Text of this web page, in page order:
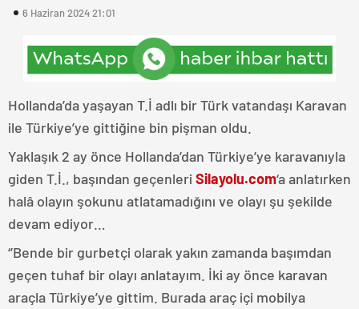
6 Haziran 2024 21:01
Hollanda’da yaşayan T.İ adlı bir Türk vatandaşı Karavan
ile Türkiye’ye gittiğine bin pişman oldu.
Yaklaşık 2 ay önce Hollanda’dan Türkiye’ye karavanıyla
giden T.İ., başından geçenleri Silayolu.com‘a anlatırken
halâ olayın şokunu atlatamadığını ve olayı şu şekilde
devam ediyor…
‘’Bende bir gurbetçi olarak yakın zamanda başımdan
geçen tuhaf bir olayı anlatayım. İki ay önce karavan
araçla Türkiye’ye gittim. Burada araç içi mobilya